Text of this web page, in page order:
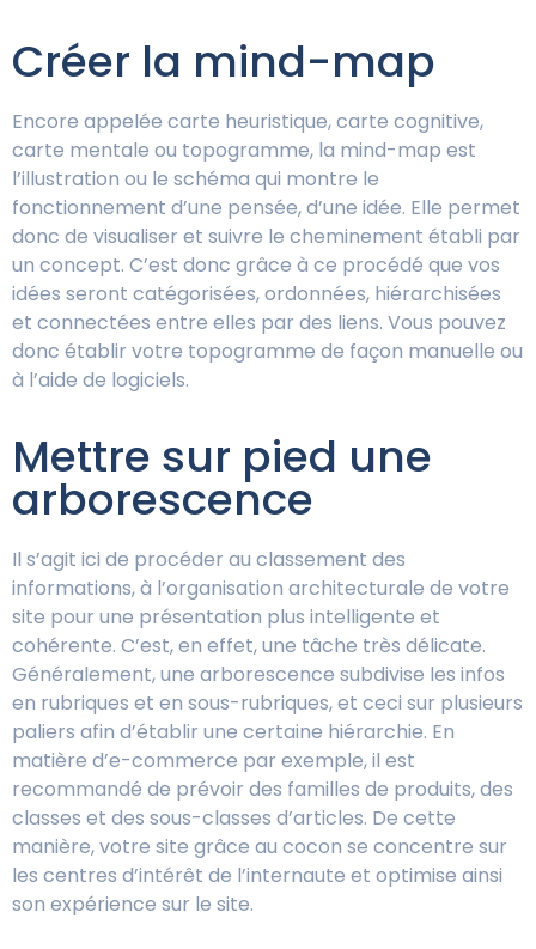
Créer la mind-map
Encore appelée carte heuristique, carte cognitive,
carte mentale ou topogramme, la mind-map est
l’illustration ou le schéma qui montre le
fonctionnement d’une pensée, d’une idée. Elle permet
donc de visualiser et suivre le cheminement établi par
un concept. C’est donc grâce à ce procédé que vos
idées seront catégorisées, ordonnées, hiérarchisées
et connectées entre elles par des liens. Vous pouvez
donc établir votre topogramme de façon manuelle ou
à l’aide de logiciels.
Mettre sur pied une
arborescence
Il s’agit ici de procéder au classement des
informations, à l’organisation architecturale de votre
site pour une présentation plus intelligente et
cohérente. C’est, en effet, une tâche très délicate.
Généralement, une arborescence subdivise les infos
en rubriques et en sous-rubriques, et ceci sur plusieurs
paliers afin d’établir une certaine hiérarchie. En
matière d’e-commerce par exemple, il est
recommandé de prévoir des familles de produits, des
classes et des sous-classes d’articles. De cette
manière, votre site grâce au cocon se concentre sur
les centres d’intérêt de l’internaute et optimise ainsi
son expérience sur le site.